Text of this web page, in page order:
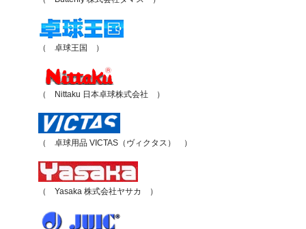
（ 卓球王国 ）
（ Nittaku 日本卓球株式会社 ）
（ 卓球用品 VICTAS（ヴィクタス） ）
（ Yasaka 株式会社ヤサカ ）